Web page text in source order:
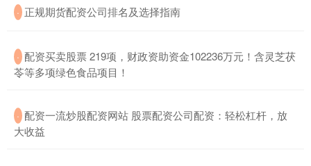
· ​正规期货配资公司排名及选择指南
· ​配资买卖股票 219项，财政资助资金102236万元！含灵芝茯
苓等多项绿色食品项目！
· ​配资一流炒股配资网站 股票配资公司配资：轻松杠杆，放
大收益